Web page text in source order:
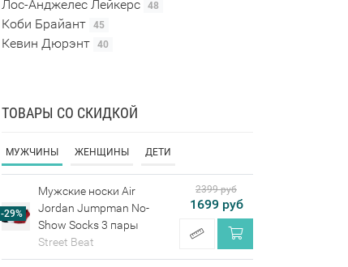
Лос-Анджелес Лейкерс 48
Коби Брайант 45
Кевин Дюрэнт 40
ТОВАРЫ СО СКИДКОЙ
МУЖЧИНЫ ЖЕНЩИНЫ ДЕТИ
-29%
Мужские носки Air
Jordan Jumpman No-
Show Socks 3 пары
Street Beat
2399 руб
1699 руб